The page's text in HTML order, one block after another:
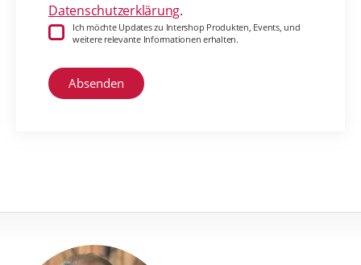
Datenschutzerklärung.
Ich möchte Updates zu Intershop Produkten, Events, und
weitere relevante Informationen erhalten.